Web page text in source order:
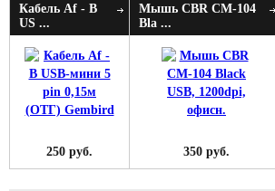
Кабель Af - B
US ...
250 руб.
Мышь CBR CM-104
Bla ...
350 руб.